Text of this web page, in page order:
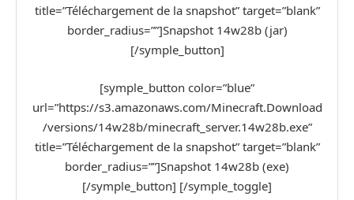
title=”Téléchargement de la snapshot” target=”blank”
border_radius=””]Snapshot 14w28b (jar)
[/symple_button]
[symple_button color=”blue”
url=”https://s3.amazonaws.com/Minecraft.Download
/versions/14w28b/minecraft_server.14w28b.exe”
title=”Téléchargement de la snapshot” target=”blank”
border_radius=””]Snapshot 14w28b (exe)
[/symple_button] [/symple_toggle]